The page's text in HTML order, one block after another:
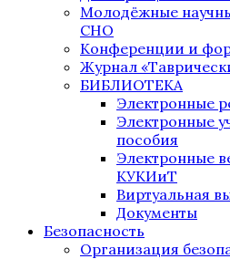
Молодёжные
СНО
Конференции и
Журнал
БИБЛИОТЕКА
Электронные
Электронные
пособия
Электронные
КУКИиТ
Виртуальная
Документы
Безопасность
Организация